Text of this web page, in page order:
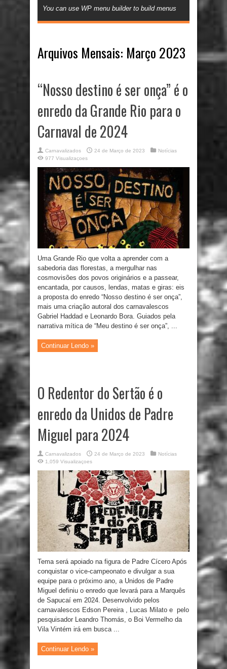
You can use WP menu builder to build menus
Arquivos Mensais: Março 2023
“Nosso destino é ser onça” é o
enredo da Grande Rio para o
Carnaval de 2024
Carnavalizados 24 de Março de 2023
Notícias
977 Visualizaçoes
Uma Grande Rio que volta a aprender com a
sabedoria das florestas, a mergulhar nas
cosmovisões dos povos originários e a passear,
encantada, por causos, lendas, matas e giras: eis
a proposta do enredo “Nosso destino é ser onça”,
mais uma criação autoral dos carnavalescos
Gabriel Haddad e Leonardo Bora. Guiados pela
narrativa mítica de “Meu destino é ser onça”, ...
Continuar Lendo »
O Redentor do Sertão é o
enredo da Unidos de Padre
Miguel para 2024
Carnavalizados 24 de Março de 2023
Notícias
1,059 Visualizaçoes
Tema será apoiado na figura de Padre Cícero Após
conquistar o vice-campeonato e divulgar a sua
equipe para o próximo ano, a Unidos de Padre
Miguel definiu o enredo que levará para a Marquês
de Sapucaí em 2024. Desenvolvido pelos
carnavalescos Edson Pereira , Lucas Milato e pelo
pesquisador Leandro Thomás, o Boi Vermelho da
Vila Vintém irá em busca ...
Continuar Lendo »